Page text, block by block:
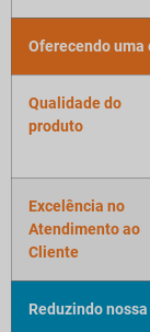
Oferecendo
Qualidade do
produto
Excelência no
Atendimento ao
Cliente
Reduzindo